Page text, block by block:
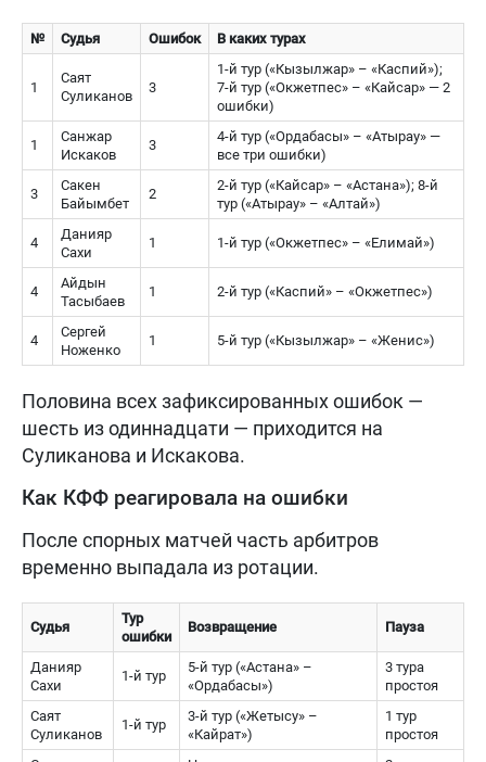
№ Судья Ошибок В каких турах
1
Саят
Суликанов
3
1-й тур («Кызылжар» – «Каспий»);
7-й тур («Окжетпес» – «Кайсар» — 2
ошибки)
1
Санжар
Искаков
3
4-й тур («Ордабасы» – «Атырау» —
все три ошибки)
3
Сакен
Байымбет
2
2-й тур («Кайсар» – «Астана»); 8-й
тур («Атырау» – «Алтай»)
4
Данияр
Сахи
1 1-й тур («Окжетпес» – «Елимай»)
4
Айдын
Тасыбаев
1 2-й тур («Каспий» – «Окжетпес»)
4
Сергей
Ноженко
1 5-й тур («Кызылжар» – «Женис»)
Половина всех зафиксированных ошибок —
шесть из одиннадцати — приходится на
Суликанова и Искакова.
Как КФФ реагировала на ошибки
После спорных матчей часть арбитров
временно выпадала из ротации.
Судья
Тур
ошибки
Возвращение Пауза
Данияр
Сахи
1-й тур
5-й тур («Астана» –
«Ордабасы»)
3 тура
простоя
Саят
Суликанов
1-й тур
3-й тур («Жетысу» –
«Кайрат»)
1 тур
простоя